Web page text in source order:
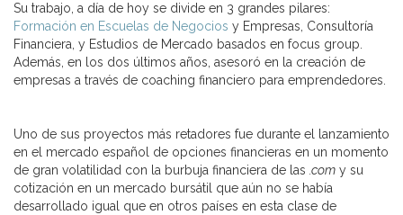
Su trabajo, a día de hoy se divide en 3 grandes pilares:
Formación en Escuelas de Negocios y Empresas, Consultoría
Financiera, y Estudios de Mercado basados en focus group.
Además, en los dos últimos años, asesoró en la creación de
empresas a través de coaching financiero para emprendedores.
Uno de sus proyectos más retadores fue durante el lanzamiento
en el mercado español de opciones financieras en un momento
de gran volatilidad con la burbuja financiera de las .com y su
cotización en un mercado bursátil que aún no se había
desarrollado igual que en otros países en esta clase de